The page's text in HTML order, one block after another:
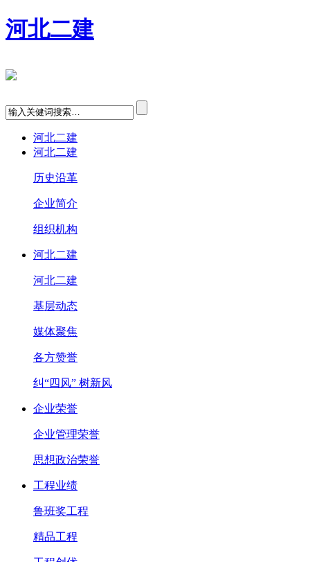
河北二建
河北二建
河北二建
历史沿革
企业简介
组织机构
河北二建
河北二建
基层动态
媒体聚焦
各方赞誉
纠“四风” 树新风
企业荣誉
企业管理荣誉
思想政治荣誉
工程业绩
鲁班奖工程
精品工程